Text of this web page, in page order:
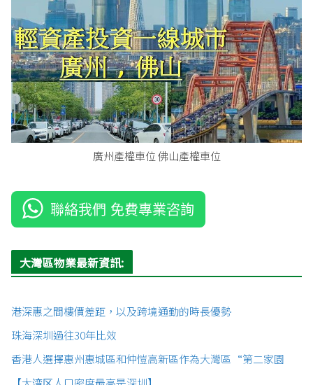
廣州產權車位 佛山產權車位
聯絡我們 免費專業咨詢
大灣區物業最新資訊:
港深惠之間樓價差距，以及跨境通勤的時長優勢
珠海深圳過往30年比效
香港人選擇惠州惠城區和仲愷高新區作為大灣區“第二家園